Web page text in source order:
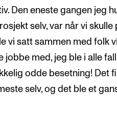
Den eneste gangen jeg
selv, var når vi skulle
vi satt sammen med folk
jobbe med, jeg ble i alle
odde besetning! Det
selv, og det ble et